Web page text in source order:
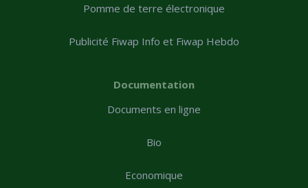
Pomme de terre électronique
Publicité Fiwap Info et Fiwap Hebdo
Documentation
Documents en ligne
Bio
Economique